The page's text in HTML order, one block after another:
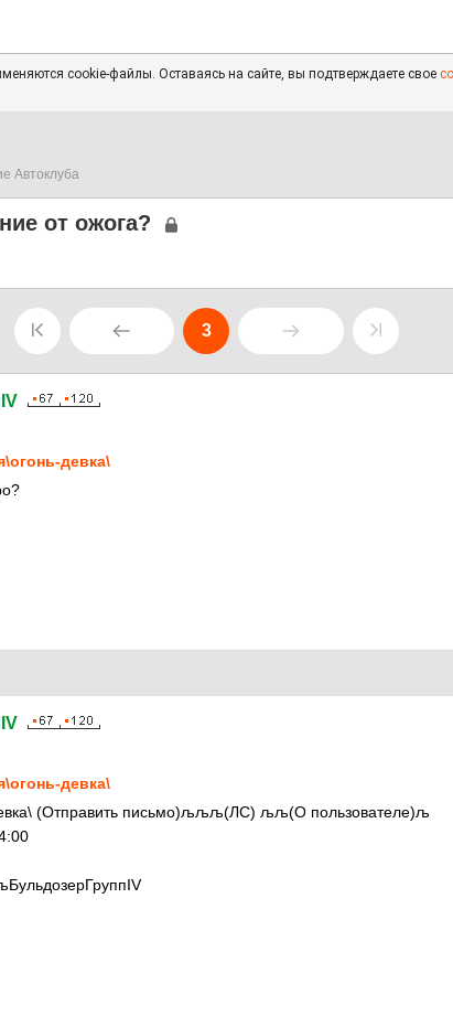
cookie-файлы. Оставаясь на сайте, вы подтверждаете свое
Автоклуба
от ожога?
3
IV
девка\
IV
девка\
(Отправить письмо)љљљ(ЛС) љљ(О пользователе)љ